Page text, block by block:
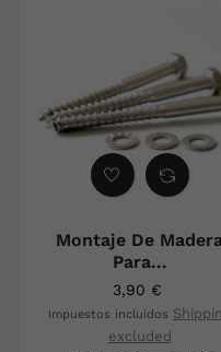
Montaje De
Para...
3,90 €
Impuestos incluidos
excluded